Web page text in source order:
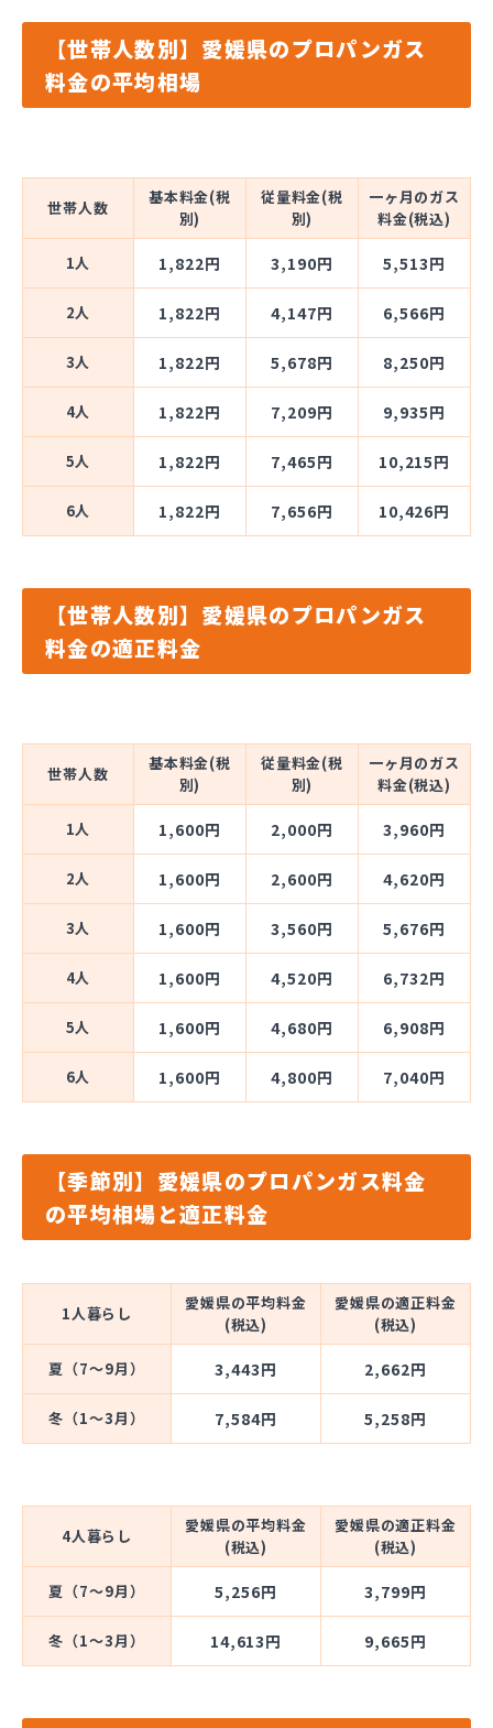
【世帯人数別】愛媛県のプロパンガス
料金の平均相場
世帯人数
基本料金(税
別)
従量料金(税
別)
一ヶ月のガス
料金(税込)
1人 1,822円 3,190円 5,513円
2人 1,822円 4,147円 6,566円
3人 1,822円 5,678円 8,250円
4人 1,822円 7,209円 9,935円
5人 1,822円 7,465円 10,215円
6人 1,822円 7,656円 10,426円
【世帯人数別】愛媛県のプロパンガス
料金の適正料金
世帯人数
基本料金(税
別)
従量料金(税
別)
一ヶ月のガス
料金(税込)
1人 1,600円 2,000円 3,960円
2人 1,600円 2,600円 4,620円
3人 1,600円 3,560円 5,676円
4人 1,600円 4,520円 6,732円
5人 1,600円 4,680円 6,908円
6人 1,600円 4,800円 7,040円
【季節別】愛媛県のプロパンガス料金
の平均相場と適正料金
1人暮らし
愛媛県の平均料金
(税込)
愛媛県の適正料金
(税込)
夏（7～9月） 3,443円 2,662円
冬（1～3月） 7,584円 5,258円
4人暮らし
愛媛県の平均料金
(税込)
愛媛県の適正料金
(税込)
夏（7～9月） 5,256円 3,799円
冬（1～3月） 14,613円 9,665円